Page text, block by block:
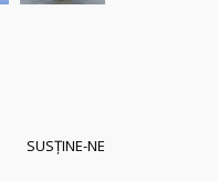
SUSȚINE-NE